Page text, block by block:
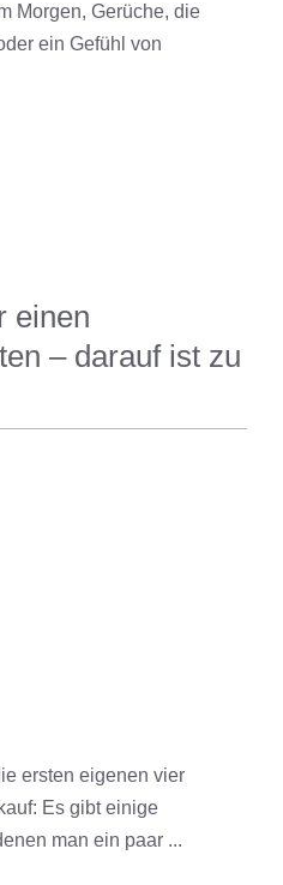
Morgen, Gerüche, die
ein Gefühl von
einen
– darauf ist zu
ersten eigenen vier
Es gibt einige
man ein paar ...